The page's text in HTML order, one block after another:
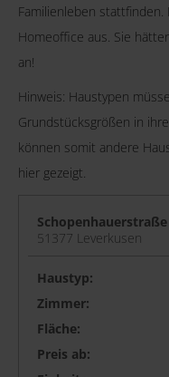
Schopenhauerstraße
51377 Leverkusen
Haustyp:
Zimmer:
Fläche:
Preis ab:
Familienleben stattfinden.
Homeoffice aus. Sie
an!
Hinweis: Haustypen
Grundstücksgrößen in
können somit andere
hier gezeigt.